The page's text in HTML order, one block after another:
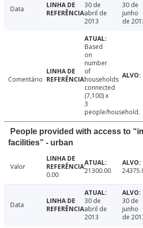
Data
30 de
abril de
2013
30 de
junho
de
Comentário
Based
on
number
of
households
connected
(7,100) x
3
people/household.
People provided with access to
facilities” - urban
Valor
0.00
21300.00
Data
30 de
abril de
2013
30 de
junho
de